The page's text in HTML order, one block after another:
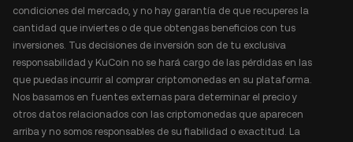
condiciones del mercado, y no hay garantía de que recuperes la
cantidad que inviertes o de que obtengas beneficios con tus
inversiones. Tus decisiones de inversión son de tu exclusiva
responsabilidad y KuCoin no se hará cargo de las pérdidas en las
que puedas incurrir al comprar criptomonedas en su plataforma.
Nos basamos en fuentes externas para determinar el precio y
otros datos relacionados con las criptomonedas que aparecen
arriba y no somos responsables de su fiabilidad o exactitud. La